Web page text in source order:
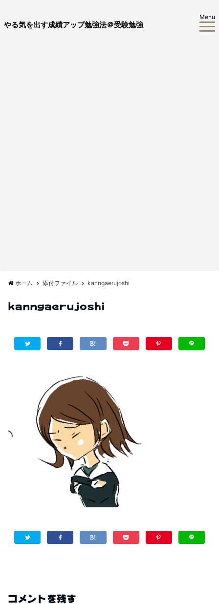
やる気を出す成績アップ勉強法＠受験勉強
Menu
ホーム 添付ファイル kanngaerujoshi
kanngaerujoshi
コメントを残す